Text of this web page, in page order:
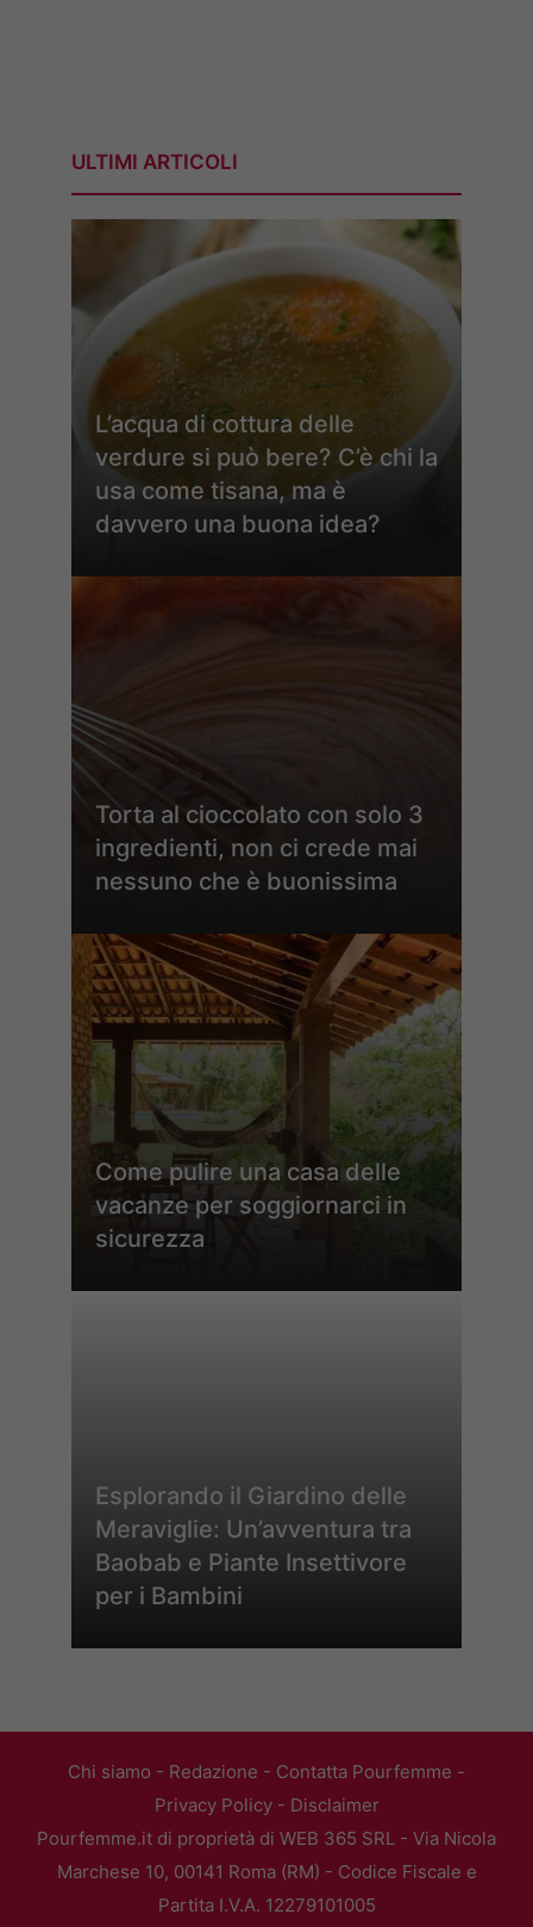
ULTIMI ARTICOLI
L’acqua di cottura delle
verdure si può bere? C’è chi la
usa come tisana, ma è
davvero una buona idea?
Torta al cioccolato con solo 3
ingredienti, non ci crede mai
nessuno che è buonissima
Come pulire una casa delle
vacanze per soggiornarci in
sicurezza
Esplorando il Giardino delle
Meraviglie: Un’avventura tra
Baobab e Piante Insettivore
per i Bambini
Chi siamo - Redazione - Contatta Pourfemme -
Privacy Policy- Disclaimer
Pourfemme.it di proprietà di WEB 365 SRL - Via Nicola
Marchese 10, 00141 Roma (RM) - Codice Fiscale e
Partita I.V.A. 12279101005